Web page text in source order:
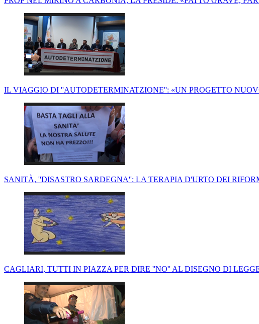
IL VIAGGIO DI ''AUTODETERMINATZIONE'': «UN PROGETTO
SANITÀ, ''DISASTRO SARDEGNA'': LA TERAPIA D'URTO DEI
CAGLIARI, TUTTI IN PIAZZA PER DIRE ''NO'' AL DISEGNO DI